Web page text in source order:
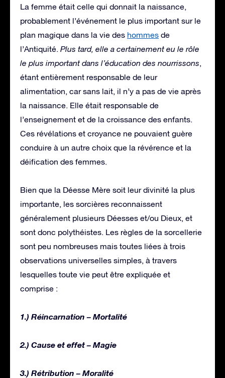
La femme était celle qui donnait la naissance,
probablement l’événement le plus important sur le
plan magique dans la vie des hommes de
l’Antiquité. Plus tard, elle a certainement eu le rôle
le plus important dans l’éducation des nourrissons,
étant entièrement responsable de leur
alimentation, car sans lait, il n’y a pas de vie après
la naissance. Elle était responsable de
l’enseignement et de la croissance des enfants.
Ces révélations et croyance ne pouvaient guère
conduire à un autre choix que la révérence et la
déification des femmes.
Bien que la Déesse Mère soit leur divinité la plus
importante, les sorcières reconnaissent
généralement plusieurs Déesses et/ou Dieux, et
sont donc polythéistes. Les règles de la sorcellerie
sont peu nombreuses mais toutes liées à trois
observations universelles simples, à travers
lesquelles toute vie peut être expliquée et
comprise :
1.) Réincarnation – Mortalité
2.) Cause et effet – Magie
3.) Rétribution – Moralité